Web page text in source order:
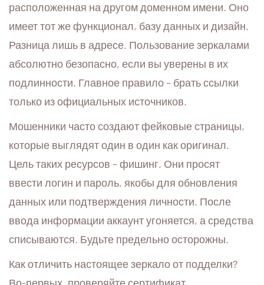
расположенная на другом доменном имени. Оно
имеет тот же функционал, базу данных и дизайн.
Разница лишь в адресе. Пользование зеркалами
абсолютно безопасно, если вы уверены в их
подлинности. Главное правило – брать ссылки
только из официальных источников.
Мошенники часто создают фейковые страницы,
которые выглядят один в один как оригинал.
Цель таких ресурсов – фишинг. Они просят
ввести логин и пароль, якобы для обновления
данных или подтверждения личности. После
ввода информации аккаунт угоняется, а средства
списываются. Будьте предельно осторожны.
Как отличить настоящее зеркало от подделки?